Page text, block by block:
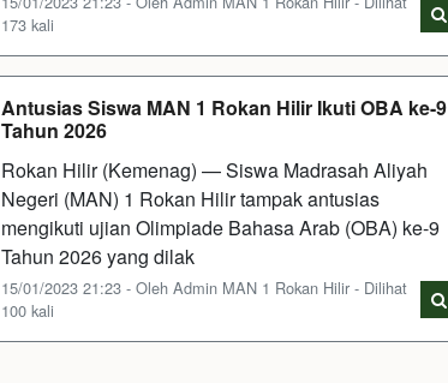
173 kali
Antusias Siswa MAN 1 Rokan Hilir Ikuti OBA ke-9
Tahun 2026
Rokan Hilir (Kemenag) — Siswa Madrasah Aliyah
Negeri (MAN) 1 Rokan Hilir tampak antusias
mengikuti ujian Olimpiade Bahasa Arab (OBA) ke-9
Tahun 2026 yang dilak
15/01/2023 21:23 - Oleh Admin MAN 1 Rokan Hilir - Dilihat
100 kali